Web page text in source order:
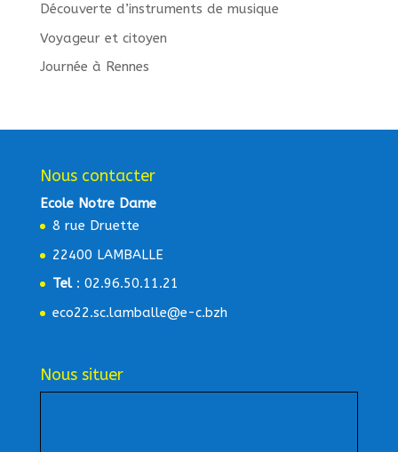
Découverte d’instruments de musique
Voyageur et citoyen
Journée à Rennes
Nous contacter
Ecole Notre Dame
8 rue Druette
22400 LAMBALLE
Tel: 02.96.50.11.21
eco22.sc.lamballe@e-c.bzh
Nous situer